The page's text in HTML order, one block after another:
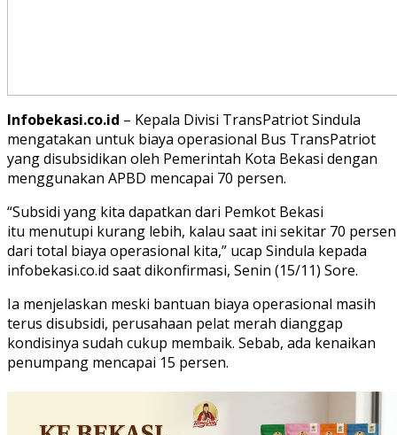
Infobekasi.co.id – Kepala Divisi TransPatriot Sindula
mengatakan untuk biaya operasional Bus TransPatriot
yang disubsidikan oleh Pemerintah Kota Bekasi dengan
menggunakan APBD mencapai 70 persen.
“Subsidi yang kita dapatkan dari Pemkot Bekasi
itu menutupi kurang lebih, kalau saat ini sekitar 70 persen
dari total biaya operasional kita,” ucap Sindula kepada
infobekasi.co.id saat dikonfirmasi, Senin (15/11) Sore.
Ia menjelaskan meski bantuan biaya operasional masih
terus disubsidi, perusahaan pelat merah dianggap
kondisinya sudah cukup membaik. Sebab, ada kenaikan
penumpang mencapai 15 persen.